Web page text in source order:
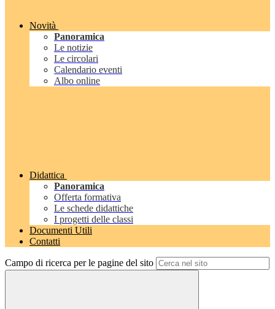
Novità
Panoramica
Le notizie
Le circolari
Calendario eventi
Albo online
Didattica
Panoramica
Offerta formativa
Le schede didattiche
I progetti delle classi
Documenti Utili
Contatti
Campo di ricerca per le pagine del sito